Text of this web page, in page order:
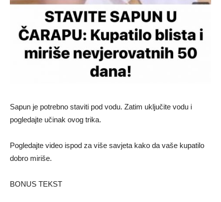
Sapun je potrebno staviti pod vodu. Zatim uključite vodu i
pogledajte učinak ovog trika.
Pogledajte video ispod za više savjeta kako da vaše kupatilo
dobro miriše.
BONUS TEKST